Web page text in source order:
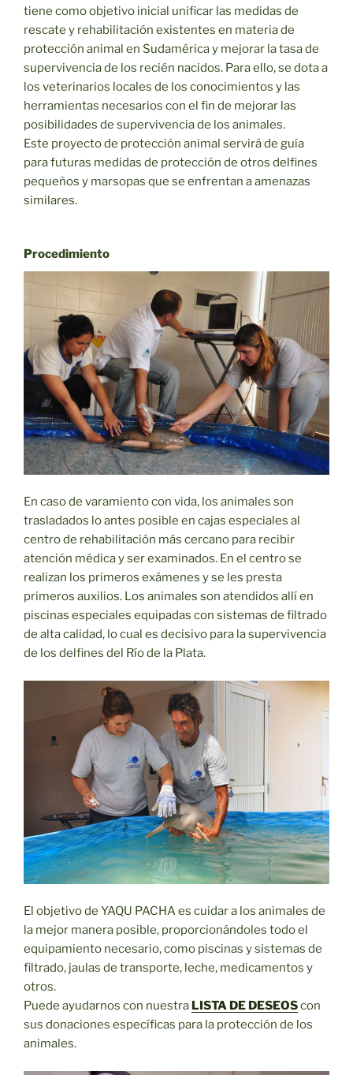
tiene como objetivo inicial unificar las medidas de
rescate y rehabilitación existentes en materia de
protección animal en Sudamérica y mejorar la tasa de
supervivencia de los recién nacidos. Para ello, se dota a
los veterinarios locales de los conocimientos y las
herramientas necesarios con el fin de mejorar las
posibilidades de supervivencia de los animales.
Este proyecto de protección animal servirá de guía
para futuras medidas de protección de otros delfines
pequeños y marsopas que se enfrentan a amenazas
similares.
Procedimiento
En caso de varamiento con vida, los animales son
trasladados lo antes posible en cajas especiales al
centro de rehabilitación más cercano para recibir
atención médica y ser examinados. En el centro se
realizan los primeros exámenes y se les presta
primeros auxilios. Los animales son atendidos allí en
piscinas especiales equipadas con sistemas de filtrado
de alta calidad, lo cual es decisivo para la supervivencia
de los delfines del Río de la Plata.
El objetivo de YAQU PACHA es cuidar a los animales de
la mejor manera posible, proporcionándoles todo el
equipamiento necesario, como piscinas y sistemas de
filtrado, jaulas de transporte, leche, medicamentos y
otros.
Puede ayudarnos con nuestra LISTA DE DESEOScon
sus donaciones específicas para la protección de los
animales.